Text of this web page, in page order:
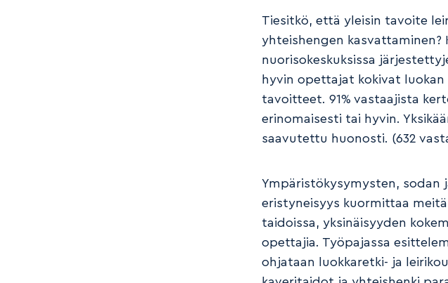
Tiesitkö, että yleisin tavoite
yhteishengen kasvattaminen?
nuorisokeskuksissa
hyvin opettajat kokivat
tavoitteet. 91% vastaajista
erinomaisesti tai hyvin.
saavutettu huonosti. (632
Ympäristökysymysten, sodan
eristyneisyys kuormittaa meitä
taidoissa, yksinäisyyden
opettajia. Työpajassa
ohjataan luokkaretki- ja